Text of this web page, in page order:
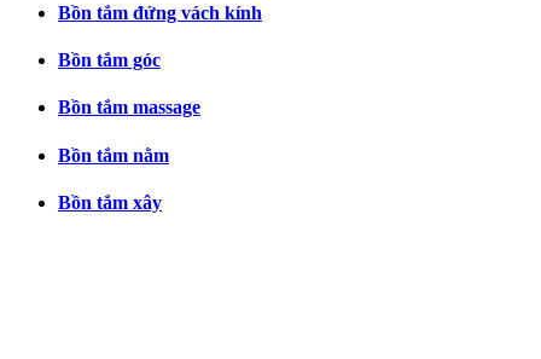
Bồn tắm đứng vách kính
Bồn tắm góc
Bồn tắm massage
Bồn tắm nằm
Bồn tắm xây